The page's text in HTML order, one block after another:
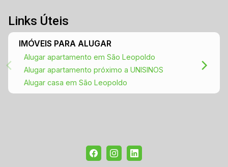
Links Úteis
IMÓVEIS PARA ALUGAR
Alugar apartamento em São Leopoldo
Alugar apartamento próximo a UNISINOS
Alugar casa em São Leopoldo